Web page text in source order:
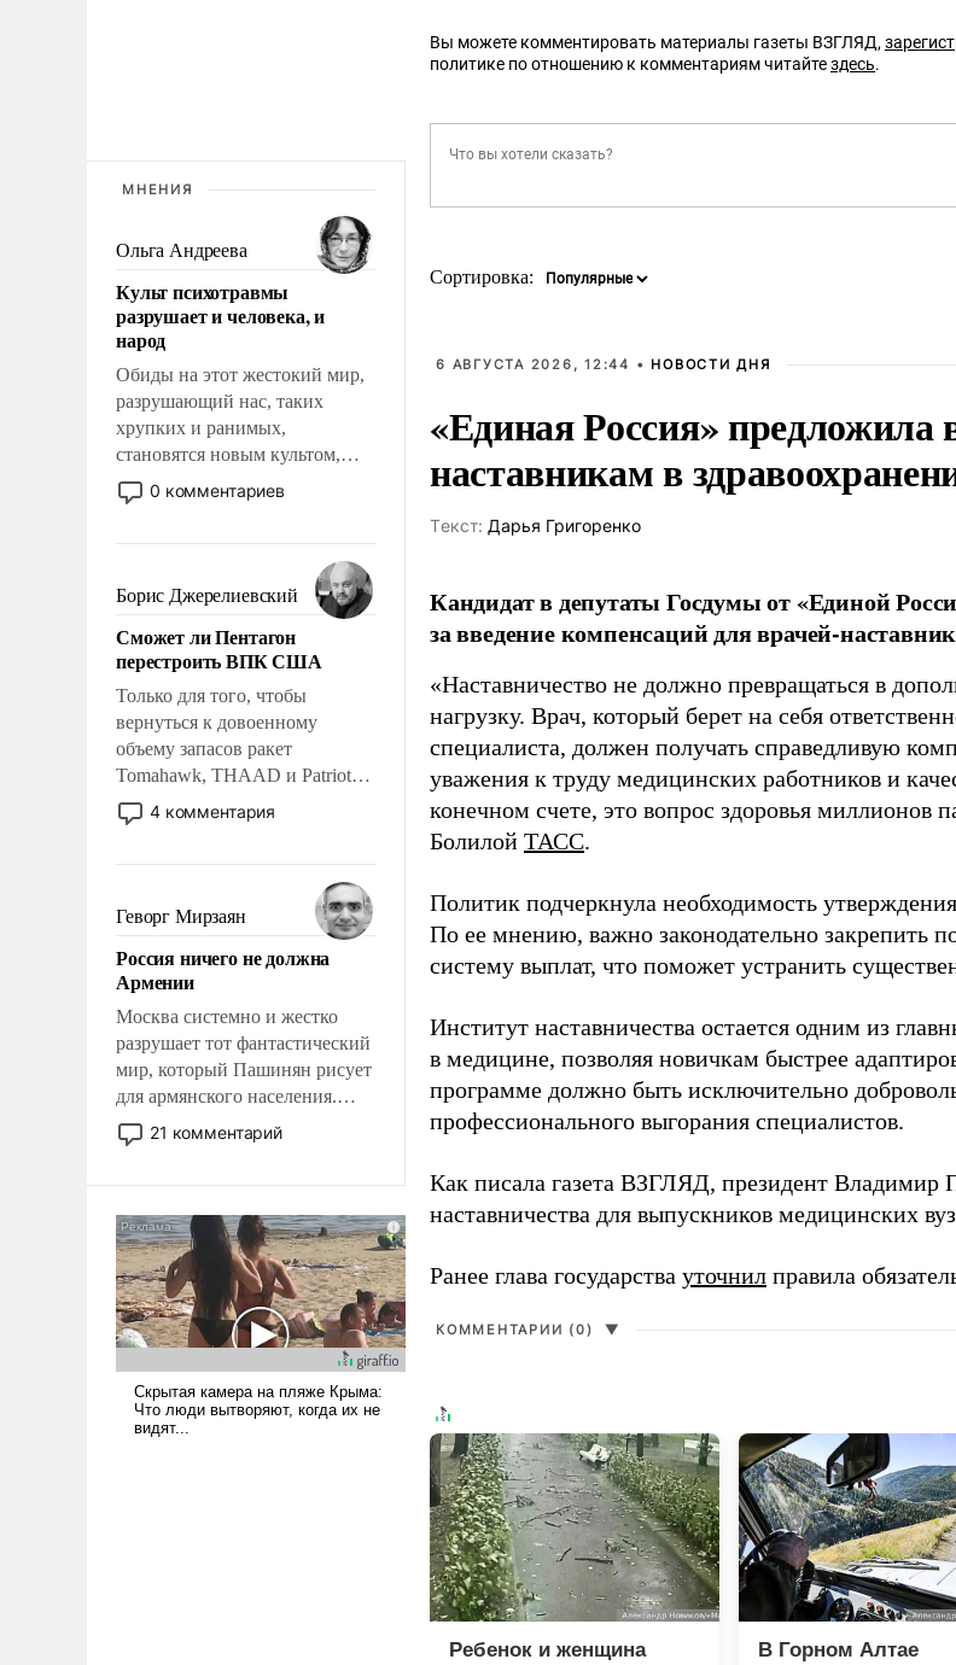
МНЕНИЯ
Ольга Андреева
Культ психотравмы
разрушает и человека, и
народ
Обиды на этот жестокий мир,
разрушающий нас, таких
хрупких и ранимых,
становятся новым культом,
постепенно вытесняя и
отменяя традиционное
мужественным и твердым под
ударами судьбы, брать на себя
ответственность, помогать
слабым, идти вперед и
адаптироваться.
0 комментариев
Борис Джерелиевский
Сможет ли Пентагон
перестроить ВПК США
Только для того, чтобы
вернуться к довоенному
объему запасов ракет
Tomahawk, THAAD и Patriot
США потребуется более трех
лет. Даже небольшая война с
Сложившаяся ситуация
означает многолетний период
уязвимости США, например,
перед Китаем.
4 комментария
Геворг Мирзаян
Россия ничего не должна
Армении
Москва системно и жестко
разрушает тот фантастический
мир, который Пашинян рисует
для армянского населения.
Мир, где политические
прожекты будут безусловно
налогоплательщиков и где
Еревану за свои поступки не
нужно отвечать.
21 комментарий
Вы можете комментировать материалы газеты ВЗГЛЯД,
политике по отношению к комментариям читайтездесь.
Сортировка:
6 АВГУСТА 2026, 12:44 • НОВОСТИ ДНЯ
«Единая Россия»
наставникам в
Tекст: Дарья Григоренко
Кандидат в депутаты Госдумы от «Единой
за введение компенсаций для врачей-
«Наставничество не должно превращаться в
нагрузку. Врач, который берет на себя
специалиста, должен получать справедливую
уважения к труду медицинских работников и
конечном счете, это вопрос здоровья миллионов
Болилой ТАСС.
Политик подчеркнула необходимость
По ее мнению, важно законодательно закрепить
систему выплат, что поможет устранить
Институт наставничества остается одним из
в медицине, позволяя новичкам быстрее
программе должно быть исключительно
профессионального выгорания специалистов.
Как писала газета ВЗГЛЯД, президент Владимир
наставничества для выпускников медицинских
Ранее глава государства уточнил правила
КОММЕНТАРИИ (0) ▼
Ребенок и женщина В Горном Алтае